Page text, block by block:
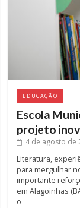
EDUCAÇÃO
Escola
projeto
4 de agosto de
Literatura,
para mergulhar
importante
em Alagoinhas
o